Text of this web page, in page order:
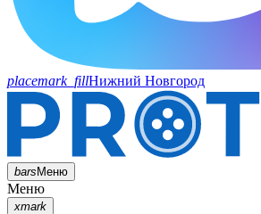
placemark_fillНижний Новгород
barsМеню
Меню
xmark